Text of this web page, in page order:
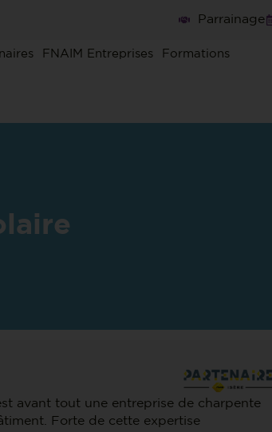
Parrainage
FNAIM Entreprises Formations
avant tout une entreprise de charpente
Forte de cette expertise